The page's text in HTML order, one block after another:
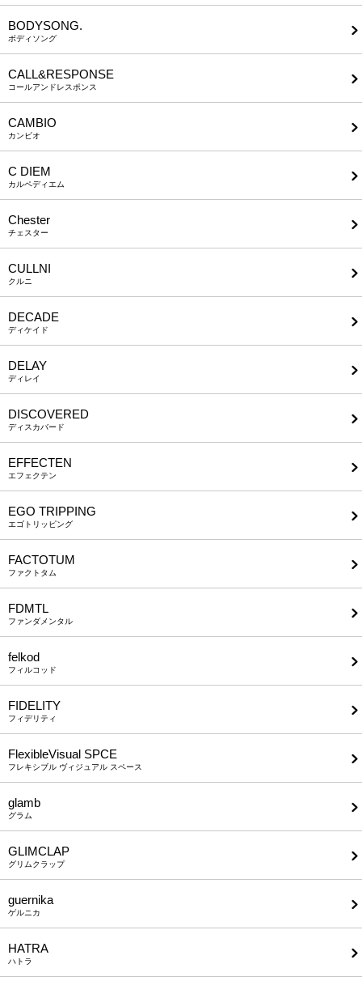
BODYSONG.
ボディソング
CALL&RESPONSE
コールアンドレスポンス
CAMBIO
カンビオ
C DIEM
カルペディエム
Chester
チェスター
CULLNI
クルニ
DECADE
ディケイド
DELAY
ディレイ
DISCOVERED
ディスカバード
EFFECTEN
エフェクテン
EGO TRIPPING
エゴトリッピング
FACTOTUM
ファクトタム
FDMTL
ファンダメンタル
felkod
フィルコッド
FIDELITY
フィデリティ
FlexibleVisual SPCE
フレキシブル ヴィジュアル スペース
glamb
グラム
GLIMCLAP
グリムクラップ
guernika
ゲルニカ
HATRA
ハトラ